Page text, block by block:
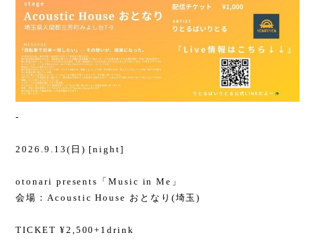
-
2026.9.13(日) [night]
otonari presents「Music in Me」
会場：Acoustic House おとなり(埼玉)
TICKET ¥2,500+1drink